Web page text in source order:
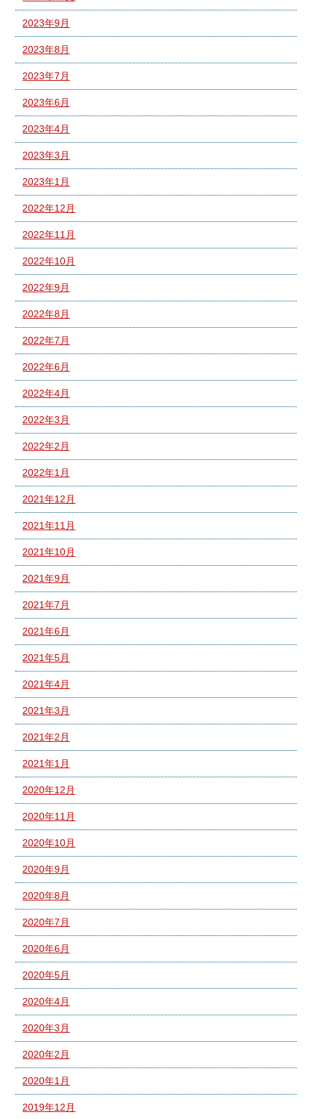
2023年9月
2023年8月
2023年7月
2023年6月
2023年4月
2023年3月
2023年1月
2022年12月
2022年11月
2022年10月
2022年9月
2022年8月
2022年7月
2022年6月
2022年4月
2022年3月
2022年2月
2022年1月
2021年12月
2021年11月
2021年10月
2021年9月
2021年7月
2021年6月
2021年5月
2021年4月
2021年3月
2021年2月
2021年1月
2020年12月
2020年11月
2020年10月
2020年9月
2020年8月
2020年7月
2020年6月
2020年5月
2020年4月
2020年3月
2020年2月
2020年1月
2019年12月